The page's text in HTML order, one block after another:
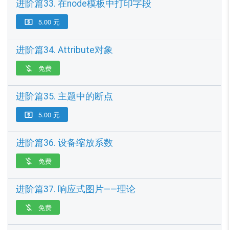
进阶篇33. 在node模板中打印字段
 5.00 元
进阶篇34. Attribute对象
 免费
进阶篇35. 主题中的断点
 5.00 元
进阶篇36. 设备缩放系数
 免费
进阶篇37. 响应式图片——理论
 免费